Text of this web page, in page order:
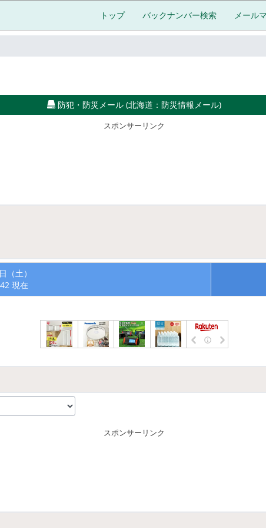
トップ バックナンバー検索 メール
防犯・防災メール (北海道：防災情報メール)
スポンサーリンク
（土）
現在
スポンサーリンク